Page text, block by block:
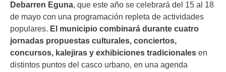
Debarren Eguna, que este año se celebrará del 15 al 18
de mayo con una programación repleta de actividades
populares. El municipio combinará durante cuatro
jornadas propuestas culturales, conciertos,
concursos, kalejiras y exhibiciones tradicionales en
distintos puntos del casco urbano, en una agenda